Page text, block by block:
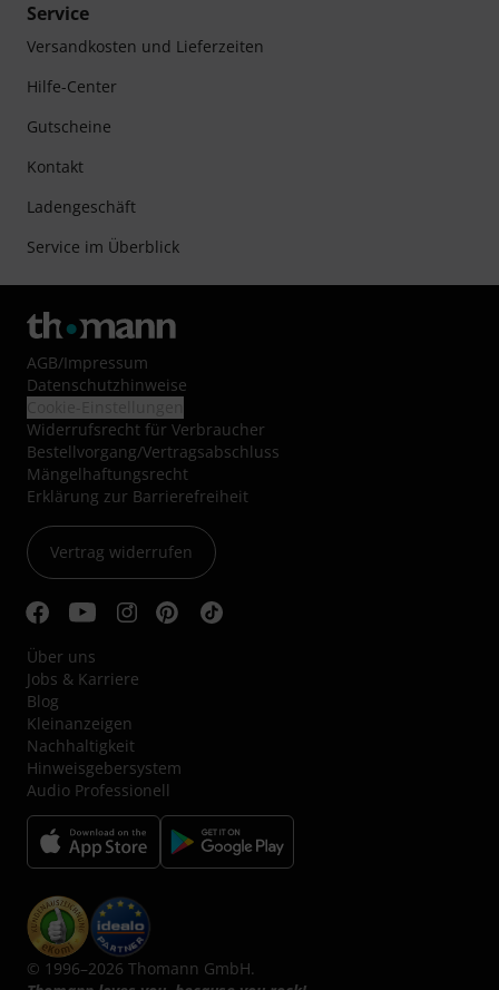
Service
Versandkosten und Lieferzeiten
Hilfe-Center
Gutscheine
Kontakt
Ladengeschäft
Service im Überblick
AGB/Impressum
Datenschutzhinweise
Widerrufsrecht für Verbraucher
Bestellvorgang/Vertragsabschluss
Mängelhaftungsrecht
Erklärung zur Barrierefreiheit
Vertrag widerrufen
Über uns
Jobs & Karriere
Blog
Kleinanzeigen
Nachhaltigkeit
Hinweisgebersystem
Audio Professionell
© 1996–2026 Thomann GmbH.